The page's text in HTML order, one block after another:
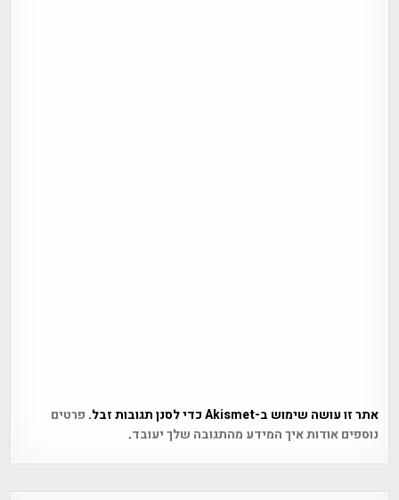
אתר זו עושה שימוש ב-Akismet כדי לסנן תגובות זבל.
פרטים
נוספים אודות איך המידע מהתגובה שלך יעובד.